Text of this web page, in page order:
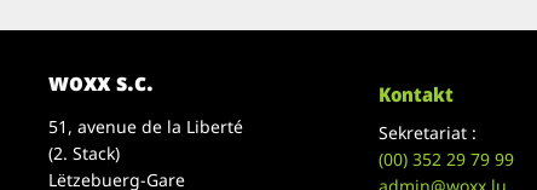
woxx s.c.
51, avenue de la Liberté
(2. Stack)
Lëtzebuerg-Gare
Kontakt
Sekretariat :
(00)352 29 79 99